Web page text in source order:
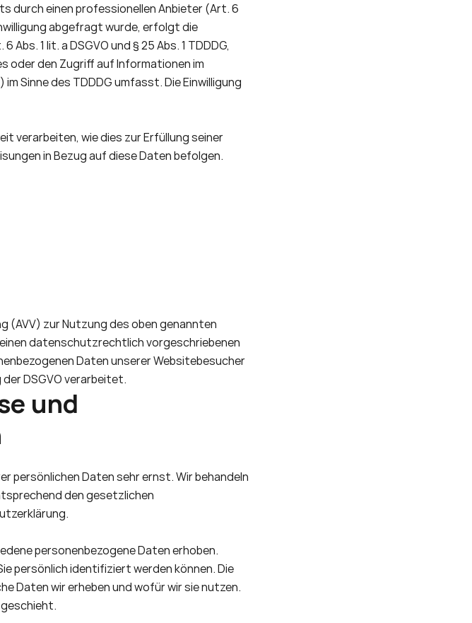
durch einen professionellen Anbieter (Art. 6
abgefragt wurde, erfolgt die
1 lit. a DSGVO und § 25 Abs. 1 TDDDG,
oder den Zugriff auf Informationen im
Sinne des TDDDG umfasst. Die Einwilligung
verarbeiten, wie dies zur Erfüllung seiner
in Bezug auf diese Daten befolgen.
(AVV) zur Nutzung des oben genannten
datenschutzrechtlich vorgeschriebenen
Daten unserer Websitebesucher
DSGVO verarbeitet.
und
persönlichen Daten sehr ernst. Wir behandeln
den gesetzlichen
personenbezogene Daten erhoben.
persönlich identifiziert werden können. Die
Daten wir erheben und wofür wir sie nutzen.